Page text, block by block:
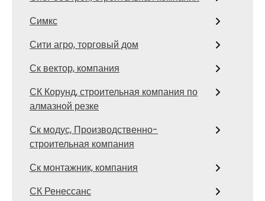
Симкс
Сити агро, торговый дом
Ск вектор, компания
СК Корунд, строительная компания по
алмазной резке
Ск модус, Производственно-
строительная компания
Ск монтажник, компания
СК Ренессанс